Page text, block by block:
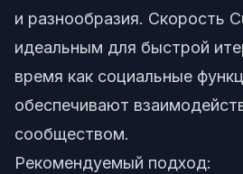
и разнообразия. Скорость
идеальным для быстрой
время как социальные
обеспечивают
сообществом.
Рекомендуемый подход: